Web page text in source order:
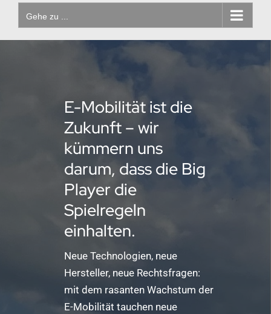
Gehe zu ...
E-Mobilität ist die
Zukunft – wir
kümmern uns
darum, dass die Big
Player die
Spielregeln
einhalten.
Neue Technologien, neue
Hersteller, neue Rechtsfragen:
mit dem rasanten Wachstum der
E-Mobilität tauchen neue